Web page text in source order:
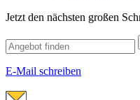
Jetzt den nächsten großen
E-Mail schreiben